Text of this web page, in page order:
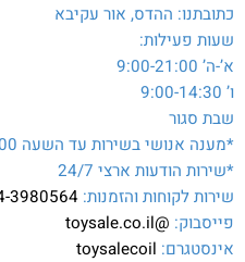
כתובתנו: ההדס, אור עקיבא
שעות פעילות:
א’-ה’ 9:00-21:00
ו’ 9:00-14:30
שבת סגור
*מענה אנושי בשירות עד השעה 20:00
*שירות הודעות ארצי 24/7
שירות לקוחות והזמנות: 3980564
פייסבוק: @toysale.co.il
אינסטגרם: toysalecoil